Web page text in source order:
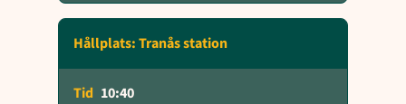
Hållplats: Tranås station
10:40